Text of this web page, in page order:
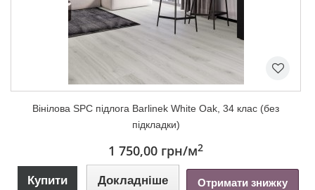
Вінілова SPC підлога Barlinek White Oak, 34 клас (без
підкладки)
1 750,00 грн/м2
Купити Докладніше Отримати знижку